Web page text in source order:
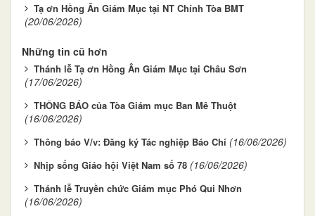
Tạ ơn Hồng Ân Giám Mục tại NT Chính Tòa BMT
(20/06/2026)
Những tin cũ hơn
Thánh lễ Tạ ơn Hồng Ân Giám Mục tại Châu Sơn
(17/06/2026)
THÔNG BÁO của Tòa Giám mục Ban Mê Thuột
(16/06/2026)
Thông báo V/v: Đăng ký Tác nghiệp Báo Chí (16/06/2026)
Nhịp sống Giáo hội Việt Nam số 78 (16/06/2026)
Thánh lễ Truyền chức Giám mục Phó Qui Nhơn
(16/06/2026)